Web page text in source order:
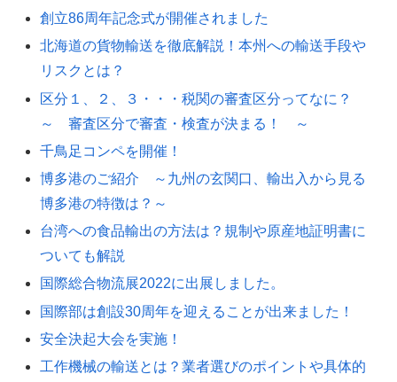
創立86周年記念式が開催されました
北海道の貨物輸送を徹底解説！本州への輸送手段や
リスクとは？
区分１、２、３・・・税関の審査区分ってなに？
～ 審査区分で審査・検査が決まる！ ～
千鳥足コンペを開催！
博多港のご紹介 ～九州の玄関口、輸出入から見る
博多港の特徴は？～
台湾への食品輸出の方法は？規制や原産地証明書に
ついても解説
国際総合物流展2022に出展しました。
国際部は創設30周年を迎えることが出来ました！
安全決起大会を実施！
工作機械の輸送とは？業者選びのポイントや具体的